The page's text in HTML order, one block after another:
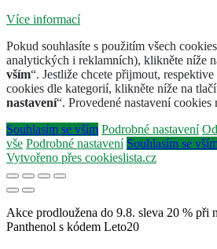
Více informací
Pokud souhlasíte s použitím všech
analytických i reklamních), klikněte níže
vším“. Jestliže chcete přijmout,
cookies dle kategorií, klikněte níže na
nastavení“. Provedené nastavení
Souhlasím se vším Podrobné nastavení
vše Podrobné nastavení Souhlasím se
Vytvořeno přes cookieslista.cz
Akce prodloužena do 9.8. sleva 20 % při
Panthenol s kódem Leto20